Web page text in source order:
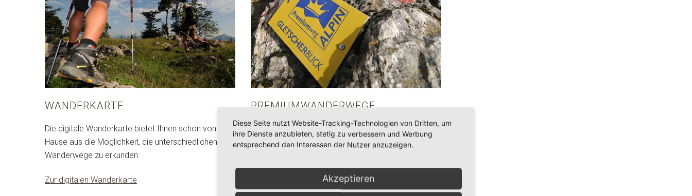
WANDERKARTE
Die digitale Wanderkarte bietet Ihnen schon von zu
Hause aus die Möglichkeit, die unterschiedlichen
Wanderwege zu erkunden.
Zur digitalen Wanderkarte
PREMIUMWANDERWEGE
Die fünf schönsten Wanderwege der Region wurden
mit dem Zertifikat "Premiumwanderweg"
Zu den Premiumwanderwegen
Diese Seite nutzt Website-Tracking-Technologien von Dritten, um
ihre Dienste anzubieten, stetig zu verbessern und Werbung
entsprechend den Interessen der Nutzer anzuzeigen.
Akzeptieren